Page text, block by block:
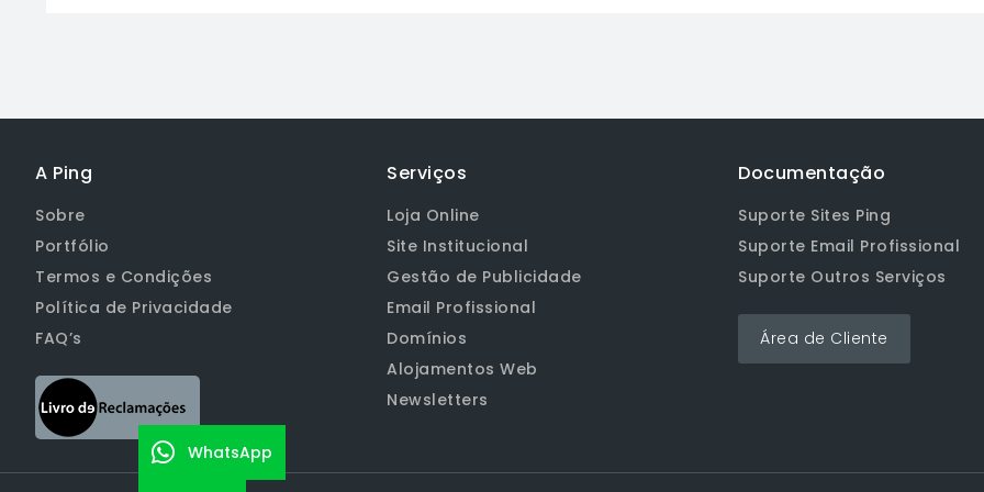
A Ping
Sobre
Portfólio
Termos e Condições
Política de Privacidade
FAQ’s
Serviços
Loja Online
Site Institucional
Gestão de Publicidade
Email Profissional
Domínios
Alojamentos Web
Newsletters
Documentação
Suporte Sites Ping
Suporte Email Profissional
Suporte Outros Serviços
Área de Cliente
WhatsApp